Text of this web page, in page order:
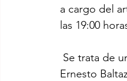
a cargo del
las 19:00
Se trata de
Ernesto